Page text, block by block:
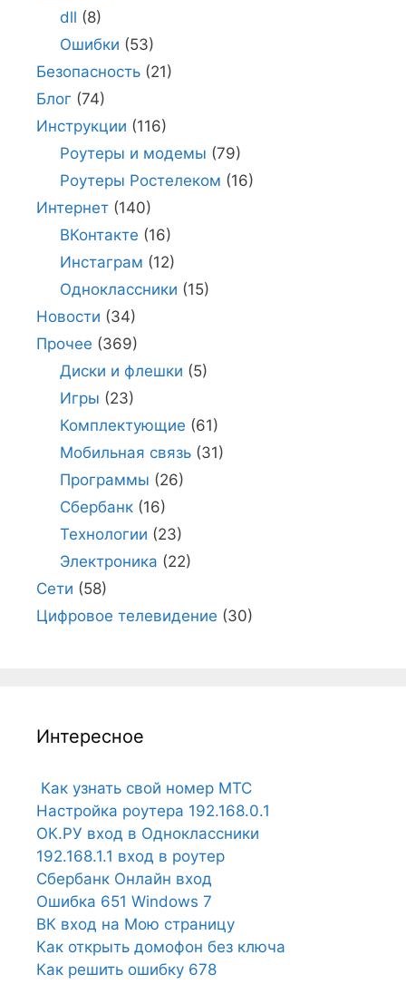
dll (8)
Ошибки (53)
Безопасность (21)
Блог (74)
Инструкции (116)
Роутеры и модемы (79)
Роутеры Ростелеком (16)
Интернет (140)
ВКонтакте (16)
Инстаграм (12)
Одноклассники (15)
Новости (34)
Прочее (369)
Диски и флешки (5)
Игры (23)
Комплектующие (61)
Мобильная связь(31)
Программы (26)
Сбербанк(16)
Технологии (23)
Электроника (22)
Сети (58)
Цифровое телевидение (30)
Интересное
Как узнать свой номер МТС
Настройка роутера 192.168.0.1
ОК.РУ вход в Одноклассники
192.168.1.1 вход в роутер
Сбербанк Онлайн вход
Ошибка 651 Windows 7
ВК вход на Мою страницу
Как открыть домофон без ключа
Как решить ошибку 678